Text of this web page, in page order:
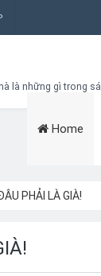
là những gì trong
Home
PHẢI LÀ GIÀ!